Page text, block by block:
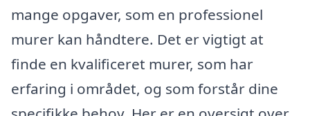
mange opgaver, som en professionel
murer kan håndtere. Det er vigtigt at
finde en kvalificeret murer, som har
erfaring i området, og som forstår dine